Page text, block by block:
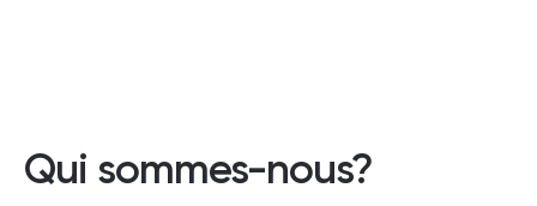
Qui sommes-nous?